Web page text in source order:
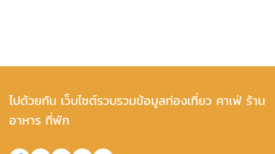
ไปด้วยกัน เว็บไซต์รวบรวมข้อมูลท่องเที่ยว คาเฟ่ ร้าน
อาหาร ที่พัก